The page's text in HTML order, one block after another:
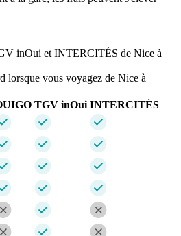
inOui et INTERCITÉS de Nice à
lorsque vous voyagez de Nice à
TGV inOui INTERCITÉS